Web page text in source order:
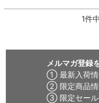
1件中
メルマガ登録
① 最新入荷情
② 限定商品情
③ 限定セール
8.1inch
8.2inch
60mm
ソフトウィール（クルー
練習用アイテム（初心
スケートケース・バッ
26cm
キャップ
ソックス